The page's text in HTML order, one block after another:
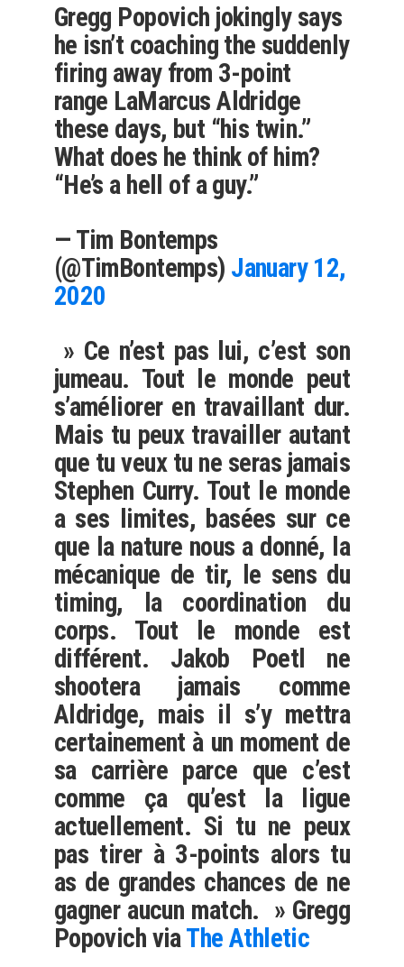
Gregg Popovich jokingly says
he isn’t coaching the suddenly
firing away from 3-point
range LaMarcus Aldridge
these days, but “his twin.”
What does he think of him?
“He’s a hell of a guy.”
— Tim Bontemps
(@TimBontemps) January 12,
2020
» Ce n’est pas lui, c’est son
jumeau. Tout le monde peut
s’améliorer en travaillant dur.
Mais tu peux travailler autant
que tu veux tu ne seras jamais
Stephen Curry. Tout le monde
a ses limites, basées sur ce
que la nature nous a donné, la
mécanique de tir, le sens du
timing, la coordination du
corps. Tout le monde est
différent. Jakob Poetl ne
shootera jamais comme
Aldridge, mais il s’y mettra
certainement à un moment de
sa carrière parce que c’est
comme ça qu’est la ligue
actuellement. Si tu ne peux
pas tirer à 3-points alors tu
as de grandes chances de ne
gagner aucun match. » Gregg
Popovich viaThe Athletic